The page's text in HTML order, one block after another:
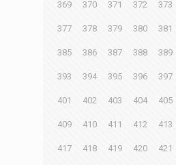
369 370 371 372 373
377 378 379 380 381
385 386 387 388 389
393 394 395 396 397
401 402 403 404 405
409 410 411 412 413
417 418 419 420 421